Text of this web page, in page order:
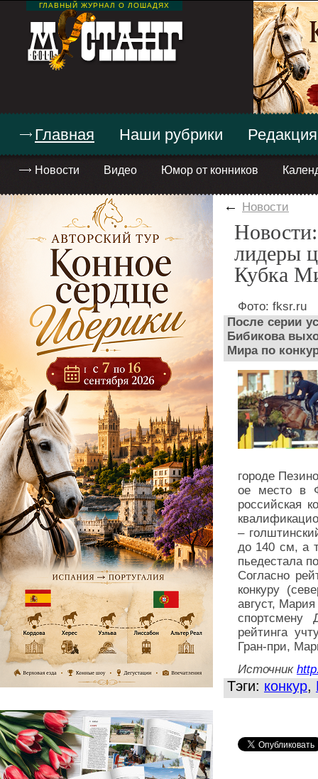
ГЛАВНЫЙ ЖУРНАЛ О ЛОШАДЯХ
Главная
Новости Видео Юмор от конников
Наши рубрики Редакция
← Новости
лидеры
Кубка
Фото: fksr.ru
После серии
Бибикова
Мира по
городе
ое место в
российская
–
до 140 см, а
пьедестала
Согласно
конкуру
август,
спортсмену
рейтинга
Гран-при,
Источник
Тэги: конкур,